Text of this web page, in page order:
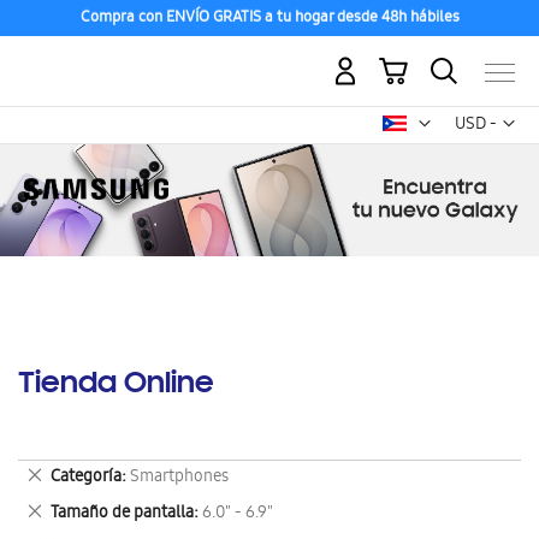
Descubre los Nuevos Galaxy Z Fold8 | Flip8
USD -
dólar
Mi carrito
Tienda Online
Categoría Smartphones
Eliminar
este
artículo
Tamaño de pantalla 6.0" - 6.9"
Eliminar